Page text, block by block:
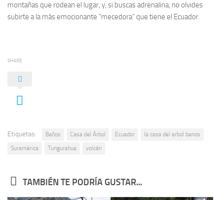
montañas que rodean el lugar, y, si buscas adrenalina, no olvides
subirte a la más emocionante “mecedora” que tiene el Ecuador.
SHARE
Etiquetas: Baños Casa del Árbol Ecuador
la casa del arbol banos
Suramérica
Tungurahua volcán
TAMBIÉN TE PODRÍA GUSTAR...